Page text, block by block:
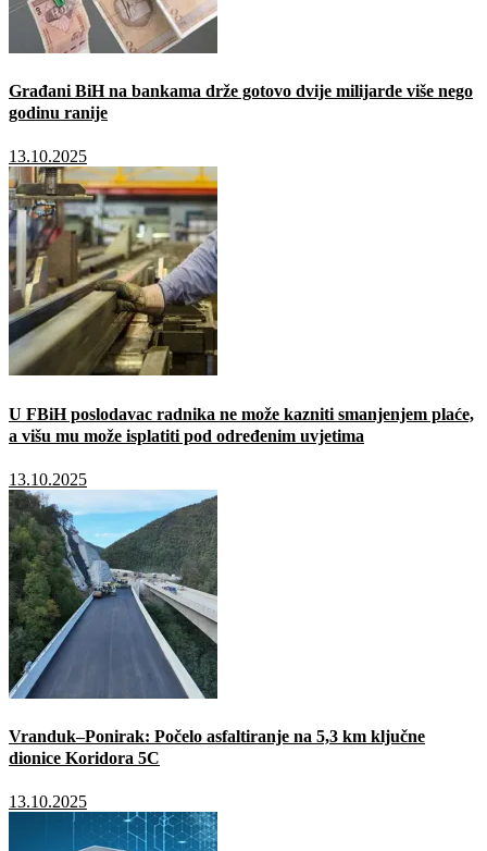
Građani BiH na bankama drže gotovo dvije milijarde više nego
godinu ranije
13.10.2025
U FBiH poslodavac radnika ne može kazniti smanjenjem plaće,
a višu mu može isplatiti pod određenim uvjetima
13.10.2025
Vranduk–Ponirak: Počelo asfaltiranje na 5,3 km ključne
dionice Koridora 5C
13.10.2025